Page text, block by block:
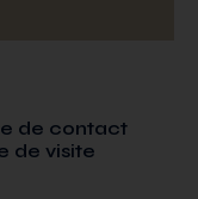
de contact
de visite